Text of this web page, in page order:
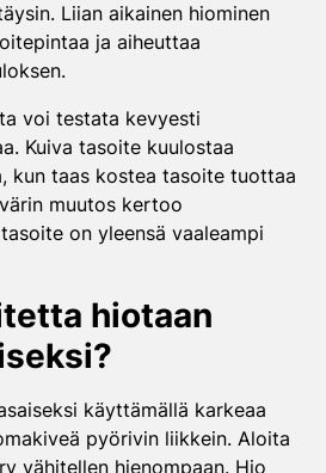
Liian aikainen hiominen
ja aiheuttaa
voi testata kevyesti
Kuiva tasoite kuulostaa
kun taas kostea tasoite tuottaa
muutos kertoo
on yleensä vaaleampi
hiotaan
käyttämällä karkeaa
pyörivin liikkein. Aloita
vähitellen hienompaan. Hio